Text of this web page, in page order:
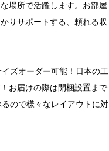
場所で活躍します。お部屋
りサポートする、頼れる収
ズオーダー可能！日本の工
お届けの際は開梱設置まで
ので様々なレイアウトに対